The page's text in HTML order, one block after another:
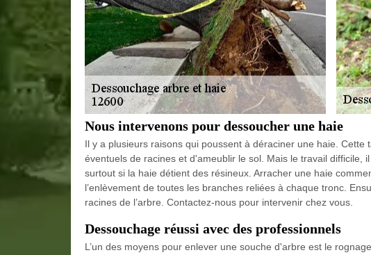
Nous intervenons pour dessoucher une haie
Il y a plusieurs raisons qui poussent à déraciner une haie.
éventuels de racines et d'ameublir le sol. Mais le travail difficile,
surtout si la haie détient des résineux. Arracher une haie
l’enlèvement de toutes les branches reliées à chaque tronc.
racines de l’arbre. Contactez-nous pour intervenir chez vous.
Dessouchage réussi avec des professionnels
L’un des moyens pour enlever une souche d'arbre est le